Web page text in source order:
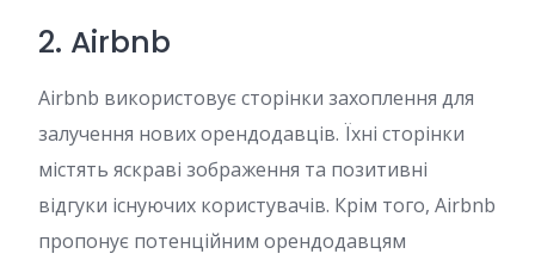
2. Airbnb
Airbnb використовує сторінки захоплення для
залучення нових орендодавців. Їхні сторінки
містять яскраві зображення та позитивні
відгуки існуючих користувачів. Крім того, Airbnb
пропонує потенційним орендодавцям